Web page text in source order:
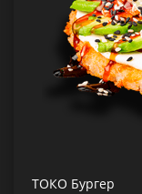
ТОКО Бургер